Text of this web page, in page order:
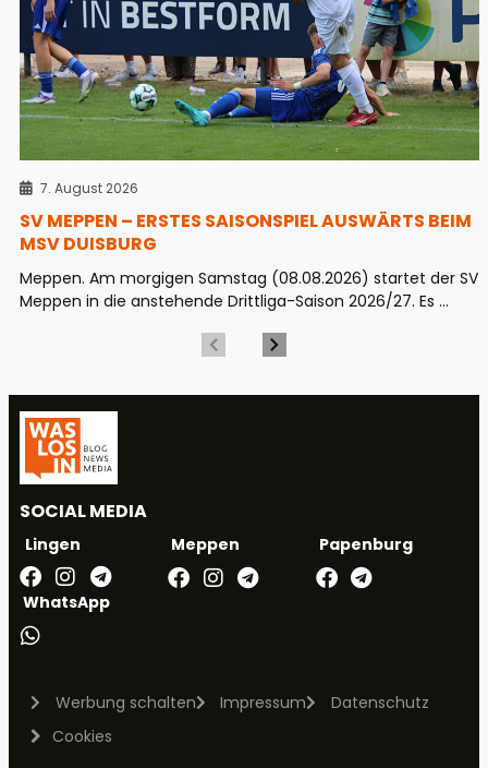
7. August 2026
SV MEPPEN – ERSTES SAISONSPIEL AUSWÄRTS BEIM
MSV DUISBURG
Meppen. Am morgigen Samstag (08.08.2026) startet der SV
Meppen in die anstehende Drittliga-Saison 2026/27. Es ...
SOCIAL MEDIA
Lingen Meppen Papenburg
WhatsApp
Werbung schalten Impressum
Datenschutz
Cookies